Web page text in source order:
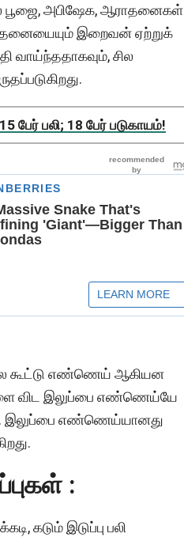
பூஜை, அபிஷேக, ஆராதனைகள்
இறைவன் ஏற்றுக்
வாய்ந்ததாகவும், சில
பேர் பலி; 18 பேர் படுகாயம்!
கூட்டு எண்ணெய் ஆகியன
விட இலுப்பை எண்ணெய்யே
இலுப்பை எண்ணெய்யானது
:
கடும் இடுப்பு பலி